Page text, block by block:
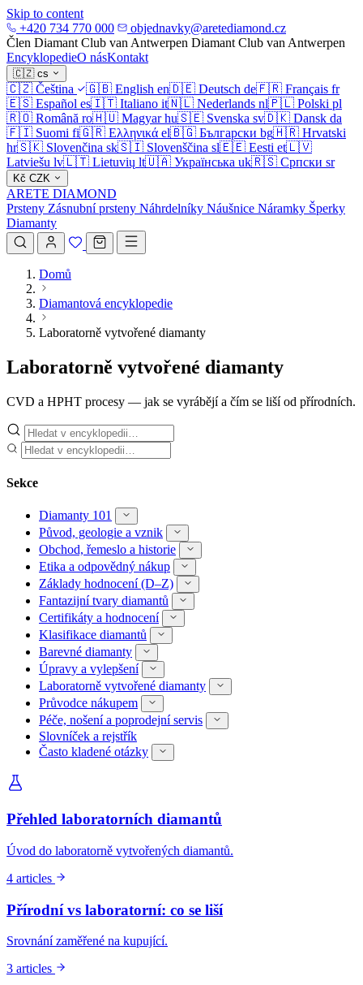
Skip to content
+420 734 770 000
objednavky@aretediamond.cz
Člen Diamant Club van Antwerpen Diamant Club van Antwerpen
EncyklopedieO násKontakt
🇨🇿 cs
🇨🇿 Čeština 🇬🇧 English en🇩🇪 Deutsch de🇫🇷 Français fr
🇪🇸 Español es🇮🇹 Italiano it🇳🇱 Nederlands nl🇵🇱 Polski pl
🇷🇴 Română ro🇭🇺 Magyar hu🇸🇪 Svenska sv🇩🇰 Dansk da
🇫🇮 Suomi fi🇬🇷 Ελληνικά el🇧🇬 Български bg🇭🇷 Hrvatski
hr🇸🇰 Slovenčina sk🇸🇮 Slovenščina sl🇪🇪 Eesti et🇱🇻
Latviešu lv🇱🇹 Lietuvių lt🇺🇦 Українська uk🇷🇸 Српски sr
Kč CZK
ARETE DIAMOND
Prsteny Zásnubní prsteny Náhrdelníky Náušnice Náramky Šperky
Diamanty
Domů
Diamantová encyklopedie
Laboratorně vytvořené diamanty
Laboratorně vytvořené diamanty
CVD a HPHT procesy — jak se vyrábějí a čím se liší od přírodních.
Sekce
Diamanty 101
Původ, geologie a vznik
Obchod, řemeslo a historie
Etika a odpovědný nákup
Základy hodnocení (D–Z)
Fantazijní tvary diamantů
Certifikáty a hodnocení
Klasifikace diamantů
Barevné diamanty
Úpravy a vylepšení
Laboratorně vytvořené diamanty
Průvodce nákupem
Péče, nošení a poprodejní servis
Slovníček a rejstřík
Často kladené otázky
Přehled laboratorních diamantů
Úvod do laboratorně vytvořených diamantů.
4 articles
Přírodní vs laboratorní: co se liší
Srovnání zaměřené na kupující.
3 articles